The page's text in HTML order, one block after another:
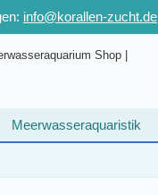
info@korallen-zucht.de
Meerwasseraquaristik